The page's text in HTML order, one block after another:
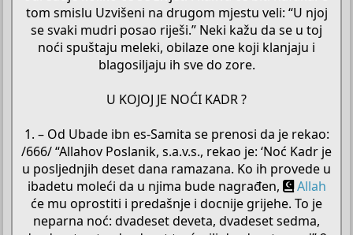
tom smislu Uzvišeni na drugom mjestu veli: “U njoj
se svaki mudri posao riješi.” Neki kažu da se u toj
noći spuštaju meleki, obilaze one koji klanjaju i
blagosiljaju ih sve do zore.
U KOJOJ JE NOĆI KADR ?
1. – Od Ubade ibn es-Samita se prenosi da je rekao:
/666/ “Allahov Poslanik, s.a.v.s., rekao je: ‘Noć Kadr je
u posljednjih deset dana ramazana. Ko ih provede u
ibadetu moleći da u njima bude nagrađen,
Allah
će mu oprostiti i predašnje i docnije grijehe. To je
neparna noć: dvadeset deveta, dvadeset sedma,